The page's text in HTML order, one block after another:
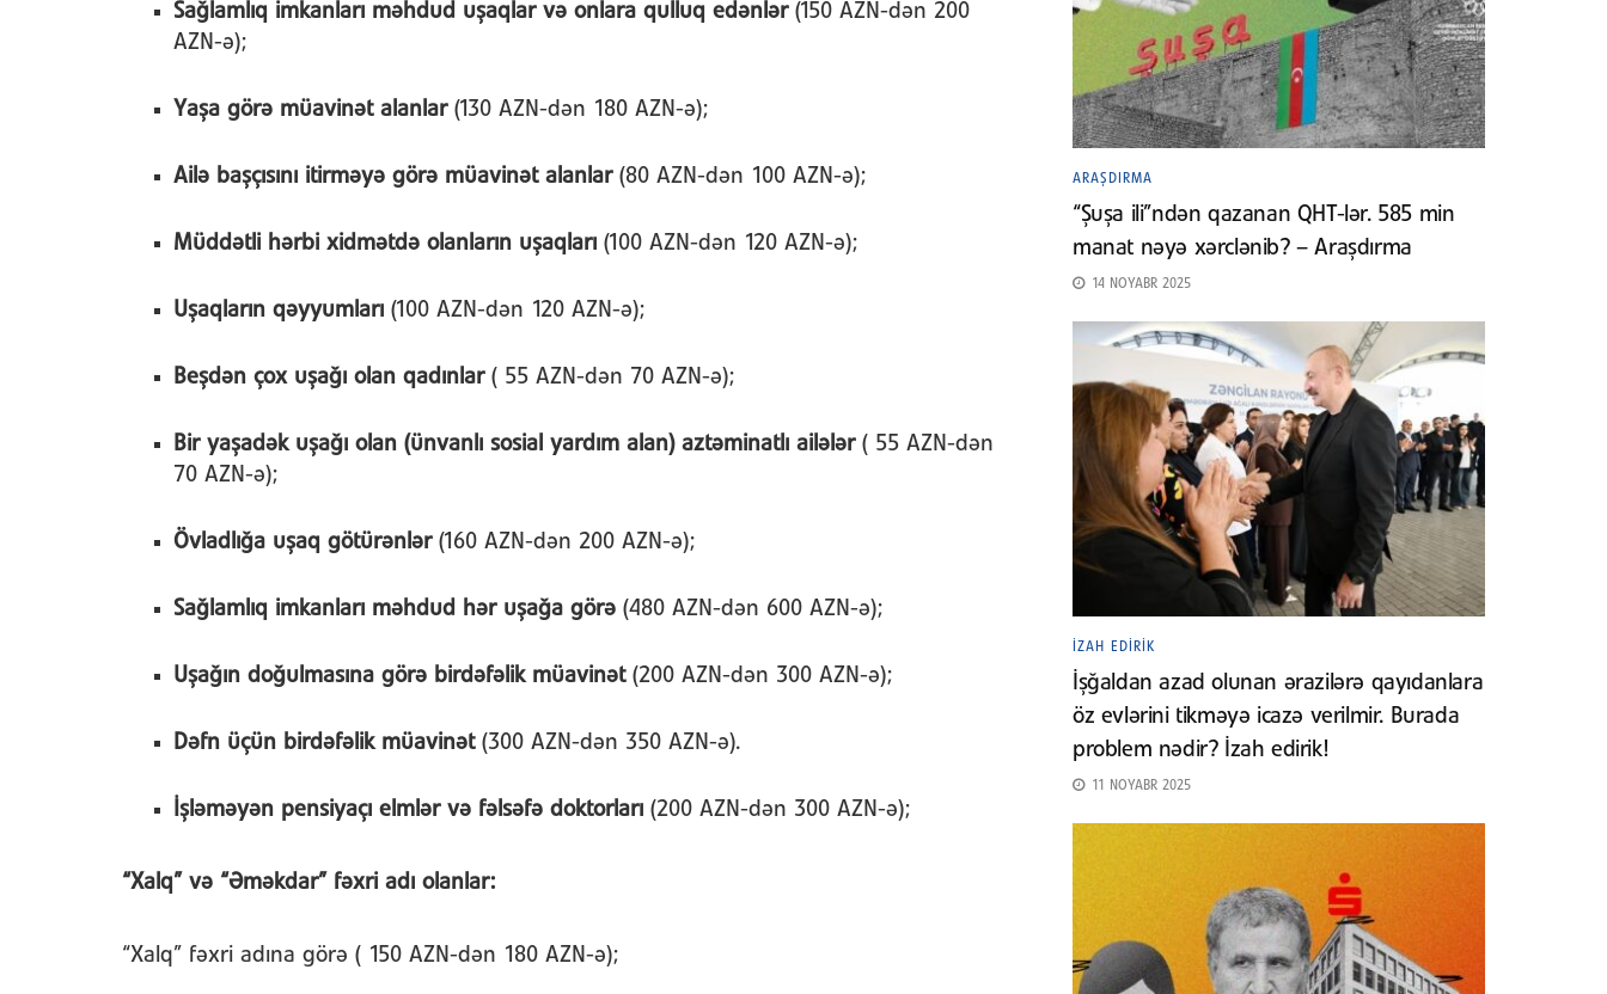
Sağlamlıq imkanları məhdud uşaqlar və onlara qulluq edənlər(150 AZN-dən 200
AZN-ə);
Yaşa görə müavinət alanlar (130 AZN-dən 180 AZN-ə);
Ailə başçısını itirməyə görə müavinət alanlar (80 AZN-dən 100 AZN-ə);
Müddətli hərbi xidmətdə olanların uşaqları (100 AZN-dən 120 AZN-ə);
Uşaqların qəyyumları (100 AZN-dən 120 AZN-ə);
Beşdən çox uşağı olan qadınlar ( 55 AZN-dən 70 AZN-ə);
Bir yaşadək uşağı olan (ünvanlı sosial yardım alan) aztəminatlı ailələr ( 55 AZN-dən
70 AZN-ə);
Övladlığa uşaq götürənlər (160 AZN-dən 200 AZN-ə);
Sağlamlıq imkanları məhdud hər uşağa görə(480 AZN-dən 600 AZN-ə);
Uşağın doğulmasına görə birdəfəlik müavinət(200 AZN-dən 300 AZN-ə);
Dəfn üçün birdəfəlik müavinət (300 AZN-dən 350 AZN-ə).
İşləməyən pensiyaçı elmlər və fəlsəfə doktorları(200 AZN-dən 300 AZN-ə);
“Xalq” və “Əməkdar” fəxri adı olanlar:
“Xalq” fəxri adına görə ( 150 AZN-dən 180 AZN-ə);
ARAŞDIRMA
“Şuşa ili”ndən qazanan QHT-lər. 585 min
manat nəyə xərclənib? – Araşdırma
14 NOYABR 2025
İZAH EDIRIK
İşğaldan azad olunan ərazilərə qayıdanlara
öz evlərini tikməyə icazə verilmir. Burada
problem nədir? İzah edirik!
11 NOYABR 2025